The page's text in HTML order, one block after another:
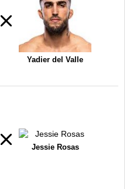
Yadier del Valle
Jessie Rosas